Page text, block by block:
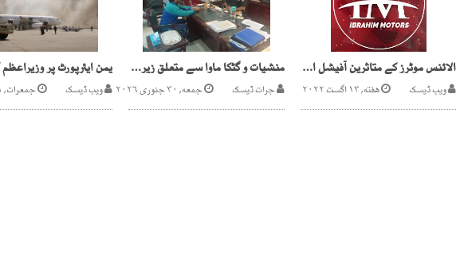
الائنس موٹرز کے متاثرین آفیشل اسائنی کے دفتر سے مایوس
ویب ڈیسک هفته, ۱۳ اگست ۲۰۲۲
منشیات و گٹکا ماوا سے متعلق زیرو ٹالرنس پالیسی برقرار ہے، ڈی آئی جی ویسٹ
جرات ڈیسک جمعه, ۳۰ جنوری ۲۰۲۶ ویب ڈیسک جمعرات, ۳۱ دسمبر ۲۰۲۰